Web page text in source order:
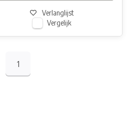
Verlanglijst
Vergelijk
1